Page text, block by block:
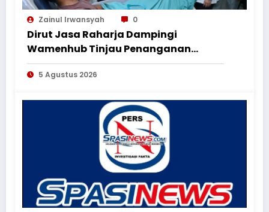
Zainul Irwansyah 0
Dirut Jasa Raharja Dampingi
Wamenhub Tinjau Penanganan
Korban KM Mutiara Sentosa II di RS
PHC Surabaya
5 Agustus 2026